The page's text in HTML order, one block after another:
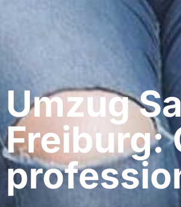
Umzug
Freiburg: